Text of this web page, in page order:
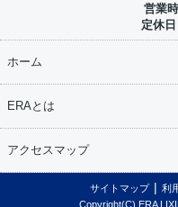
営業
定休日
ホーム
ERAとは
アクセスマップ
サイトマップ 利
Copyright(C) ERA